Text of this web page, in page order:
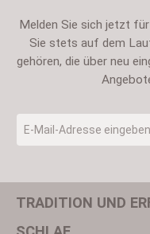
Melden Sie sich jetzt
Sie stets auf dem
gehören, die über neu
Um weiterzugehen,
TRADITION UND